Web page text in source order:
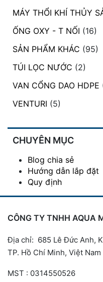
MÁY THỔI KHÍ THỦY
ỐNG OXY - T NỐI (16)
SẢN PHẨM KHÁC (95)
TÚI LỌC NƯỚC (2)
VAN CỔNG DAO HDPE
VENTURI (5)
CHUYÊN MỤC
Blog chia sẻ
Hướng dẫn lắp đặt
Quy định
phẩm
CÔNG TY TNHH AQUA
Địa chỉ: 685 Lê Đức Anh,
TP. Hồ Chí Minh, Việt Nam
MST : 0314550526